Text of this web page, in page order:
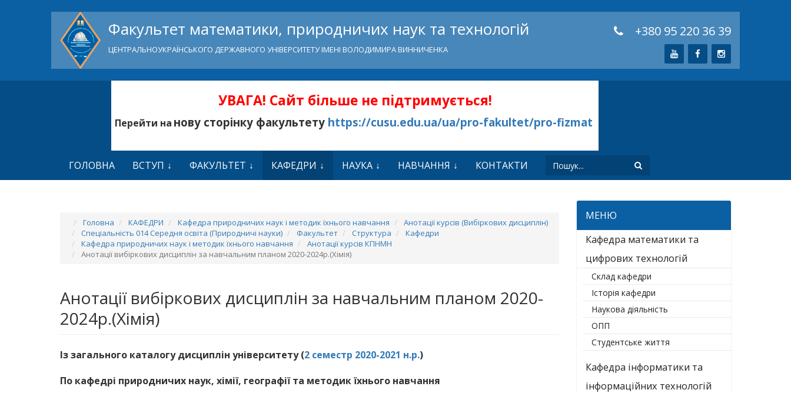
Факультет математики, природничих наук та технологій
ЦЕНТРАЛЬНОУКРАЇНСЬКОГО ДЕРЖАВНОГО УНІВЕРСИТЕТУ ІМЕНІ ВОЛОДИМИРА ВИННИЧЕНКА
+380 95 220 36 39
УВАГА! Сайт більше не підтримується!
Перейти на нову сторінку факультету https://cusu.edu.ua/ua/pro-fakultet/pro-fizmat
ГОЛОВНА ВСТУП ФАКУЛЬТЕТ КАФЕДРИ НАУКА НАВЧАННЯ КОНТАКТИ
Головна КАФЕДРИ Кафедра природничих наук і методик їхнього навчання
Анотації курсів (Вибіркових дисциплін)
Спеціальність 014 Середня освіта (Природничі науки)
Факультет Структура
Кафедри
Кафедра природничих наук і методик їхнього навчання
Анотації курсів КПНМН
Анотації вибіркових дисциплін за навчальним планом 2020-2024р.(Хімія)
Анотації вибіркових дисциплін за навчальним планом 2020-
2024р.(Хімія)
Із загального каталогу дисциплін університету (2 семестр 2020-2021 н.р.)
По кафедрі природничих наук, хімії, географії та методик їхнього навчання
МЕНЮ
Кафедра математики та
цифрових технологій
Склад кафедри
Історія кафедри
Наукова діяльність
ОПП
Студентське життя
Кафедра інформатики та
інформаційних технологій